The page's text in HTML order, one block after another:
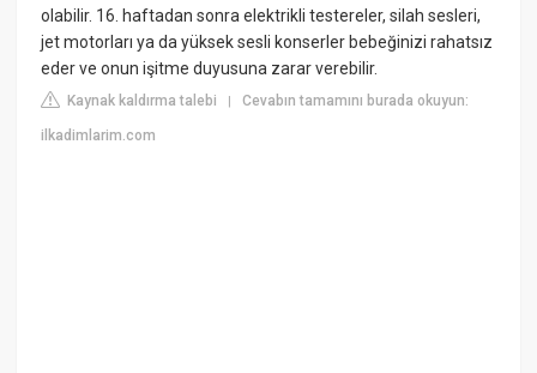
olabilir. 16. haftadan sonra elektrikli testereler, silah sesleri,
jet motorları ya da yüksek sesli konserler bebeğinizi rahatsız
eder ve onun işitme duyusuna zarar verebilir.
Kaynak kaldırma talebi |Cevabın tamamını burada okuyun:
ilkadimlarim.com